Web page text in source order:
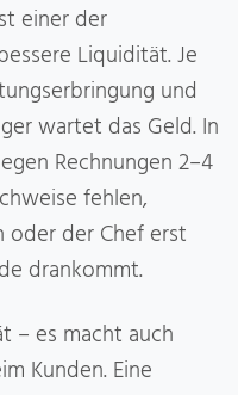
einer der
Liquidität. Je
und
wartet das Geld. In
Rechnungen 2–4
fehlen,
oder der Chef erst
drankommt.
– es macht auch
Kunden. Eine